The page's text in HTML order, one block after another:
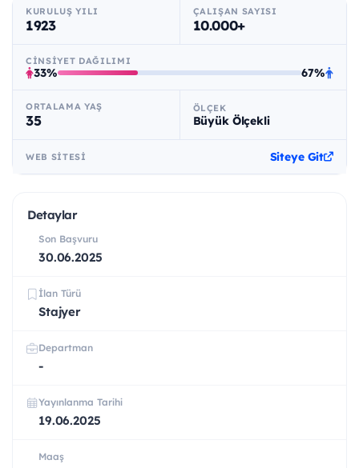
KURULUŞ YILI
1923
ÇALIŞAN SAYISI
10.000+
CINSIYET DAĞILIMI
33% 67%
ORTALAMA YAŞ
35
ÖLÇEK
Büyük Ölçekli
WEB SITESI Siteye Git
Detaylar
Son Başvuru
30.06.2025
İlan Türü
Stajyer
Departman
-
Yayınlanma Tarihi
19.06.2025
Maaş